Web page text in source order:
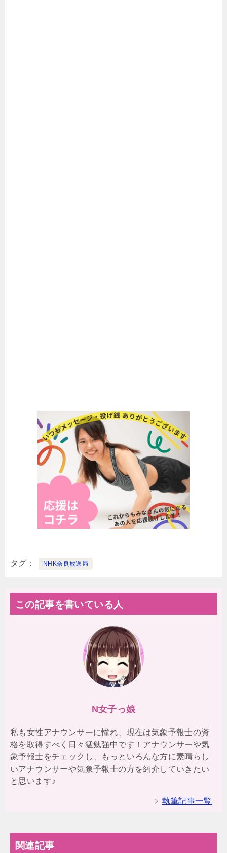
タグ NHK奈良放送局
この記事を書いている人
N女子っ娘
私も女性アナウンサーに憧れ、現在は気象予報士の資
格を取得すべく日々猛勉強中です！アナウンサーや気
象予報士をチェックし、もっといろんな方に素晴らし
いアナウンサーや気象予報士の方を紹介していきたい
と思います♪
執筆記事一覧
関連記事